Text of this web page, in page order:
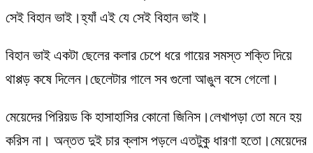
সেই বিহান ভাই।হ্যাঁ এই যে সেই বিহান ভাই।
বিহান ভাই একটা ছেলের কলার চেপে ধরে গায়ের সমস্ত শক্তি দিয়ে
থাপ্পড় কষে দিলেন।ছেলেটার গালে সব গুলো আঙুল বসে গেলো।
মেয়েদের পিরিয়ড কি হাসাহাসির কোনো জিনিস।লেখাপড়া তো মনে হয়
করিস না। অন্তত দুই চার ক্লাস পড়লে এতটুকু ধারণা হতো।মেয়েদের